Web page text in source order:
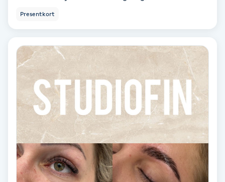
Dermapen
Diamantslipning
Enzympeeling
Extensions
Presentkort